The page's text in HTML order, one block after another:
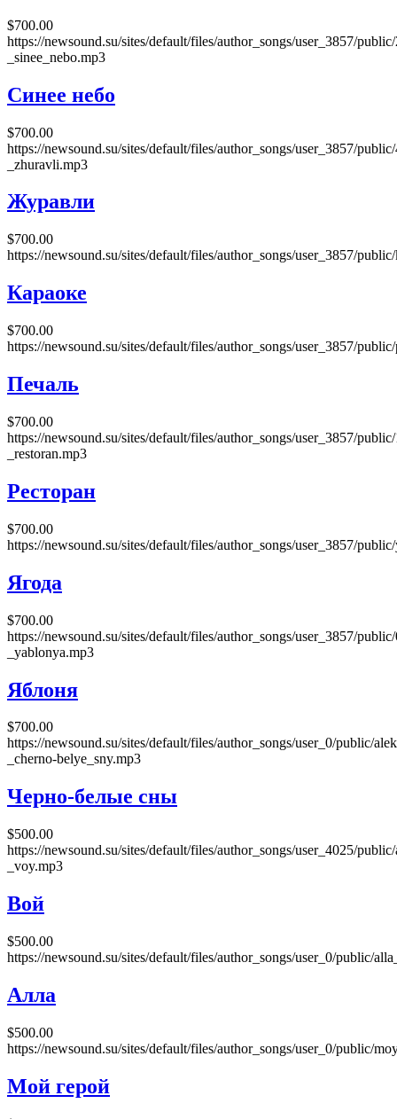
$700.00
https://newsound.su/sites/default/files/author_songs/user_3857/
_sinee_nebo.mp3
Синее небо
$700.00
https://newsound.su/sites/default/files/author_songs/user_3857/
_zhuravli.mp3
Журавли
$700.00
https://newsound.su/sites/default/files/author_songs/user_3857/
Караоке
$700.00
https://newsound.su/sites/default/files/author_songs/user_3857/
Печаль
$700.00
https://newsound.su/sites/default/files/author_songs/user_3857/
_restoran.mp3
Ресторан
$700.00
https://newsound.su/sites/default/files/author_songs/user_3857/
Ягода
$700.00
https://newsound.su/sites/default/files/author_songs/user_3857/
_yablonya.mp3
Яблоня
$700.00
https://newsound.su/sites/default/files/author_songs/user_0/public/
_cherno-belye_sny.mp3
Черно-белые сны
$500.00
https://newsound.su/sites/default/files/author_songs/user_4025/
_voy.mp3
Вой
$500.00
https://newsound.su/sites/default/files/author_songs/user_0/public/
Алла
$500.00
https://newsound.su/sites/default/files/author_songs/user_0/public/
Мой герой